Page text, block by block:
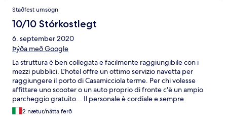
Staðfest umsögn
10/10 Stórkostlegt
6. september 2020
Þýða með Google
La struttura è ben collegata e facilmente raggiungibile con i
mezzi pubblici. L'hotel offre un ottimo servizio navetta per
raggiungere il porto di Casamicciola terme. Per chi volesse
affittare uno scooter o un auto proprio di fronte c'è un ampio
parcheggio gratuito... Il personale è cordiale e sempre
disponibile per qualsiasi informazione. Le camere si presentano
ampie, quasi tutte dotate di balconcino o addirittura terrazzo
2 nætur/nátta ferð